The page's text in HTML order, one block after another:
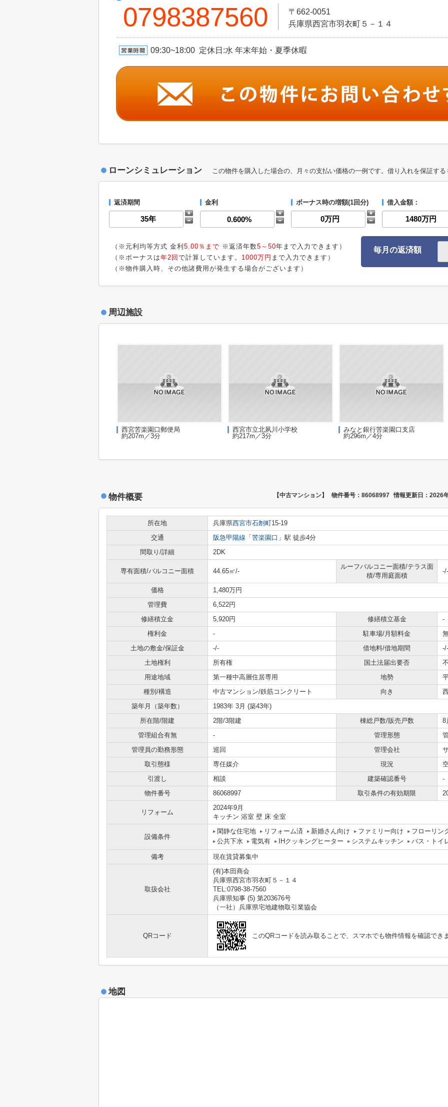
0798387560
〒662-0051
兵庫県西宮市羽衣町５－１４
09:30~18:00 定休日:水 年末年始・夏季休暇
ローンシミュレーション この物件を購入した場合の、月々の支払い価格の一例です。借り入れを保証す
返済期間 金利 ボーナス時の増額(1回分) 借入金額：
（※元利均等方式 金利 5.00％まで ※返済年数5～50年まで入力できます）
（※ボーナスは年2回 で計算しています。 1000万円 まで入力できます）
（※物件購入時、その他諸費用が発生する場合がございます）
毎月の返済額
周辺施設
西宮苦楽園口郵便局
約207m／3分
西宮市立北夙川小学校
約217m／3分
みなと銀行苦楽園口支店
約296m／4分
物件概要 【中古マンション】 物件番号：86068997 情報更新日：2026
所在地 兵庫県西宮市石刎町15-19
交通
阪急甲陽線 「 苦楽園口 」駅 徒歩4分
間取り/詳細
2DK
専有面積/バルコニー面積 44.65㎡/-
ルーフバルコニー面積/テラス面
積/専用庭面積
価格
1,480万円
管理費
6,522円
修繕積立金
5,920円 修繕積立基金
-
権利金
- 駐車場/月額料金
土地の敷金/保証金
-/- 借地料/借地期間
-/-
土地権利
所有権 国土法届出要否
用途地域
第一種中高層住居専用 地勢
種別/構造
中古マンション/鉄筋コンクリート 向き
築年月（築年数）
1983年 3月 (築43年)
所在階/階建
2階/3階建 棟総戸数/販売戸数
8
管理組合有無
- 管理形態
管理員の勤務形態
巡回 管理会社
取引態様
専任媒介 現況
引渡し
相談 建築確認番号
-
物件番号
86068997 取引条件の有効期限
リフォーム
2024年9月
キッチン 浴室 壁 床 全室
設備条件
閑静な住宅地 リフォーム済 新婚さん向け ファミリー向け
フローリン
公共下水
電気有 IHクッキングヒーター システムキッチン バス・トイ
備考 現在賃貸募集中
取扱会社
(有)本田商会
兵庫県西宮市羽衣町５－１４
TEL:0798-38-7560
兵庫県知事 (5) 第203676号
（一社）兵庫県宅地建物取引業協会
QRコード このQRコードを読み取ることで、スマホでも物件情報を確認でき
地図